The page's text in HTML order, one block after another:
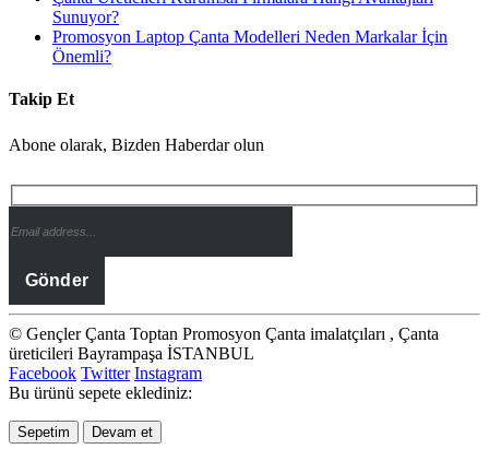
Sunuyor?
Promosyon Laptop Çanta Modelleri Neden Markalar İçin
Önemli?
Takip Et
Abone olarak, Bizden Haberdar olun
© Gençler Çanta Toptan Promosyon Çanta imalatçıları , Çanta
üreticileri Bayrampaşa İSTANBUL
Facebook Twitter Instagram
Bu ürünü sepete eklediniz:
Sepetim Devam et